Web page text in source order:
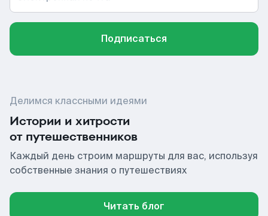
Подписаться
Делимся классными идеями
Истории и хитрости
от путешественников
Каждый день строим маршруты для вас, используя
собственные знания о путешествиях
Читать блог